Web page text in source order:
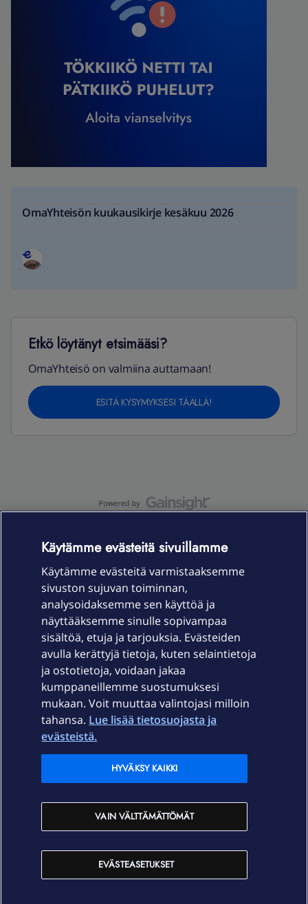
OmaYhteisön kuukausikirje kesäkuu 2026
Etkö löytänyt etsimääsi?
OmaYhteisö on valmiina auttamaan!
ESITÄ KYSYMYKSESI TÄÄLLÄ!
Laitteet & liittymät
Palvelut
Ajankohtaista
Elisa Oyj
In English
Käytämme evästeitä sivuillamme
Käytämme evästeitä varmistaaksemme
sivuston sujuvan toiminnan,
analysoidaksemme sen käyttöä ja
näyttääksemme sinulle sopivampaa
sisältöä, etuja ja tarjouksia. Evästeiden
avulla kerättyjä tietoja, kuten selaintietoja
ja ostotietoja, voidaan jakaa
kumppaneillemme suostumuksesi
mukaan. Voit muuttaa valintojasi milloin
tahansa. Lue lisää tietosuojasta ja
evästeistä.
EVÄSTEASETUKSET
VAIN VÄLTTÄMÄTTÖMÄT
HYVÄKSY KAIKKI